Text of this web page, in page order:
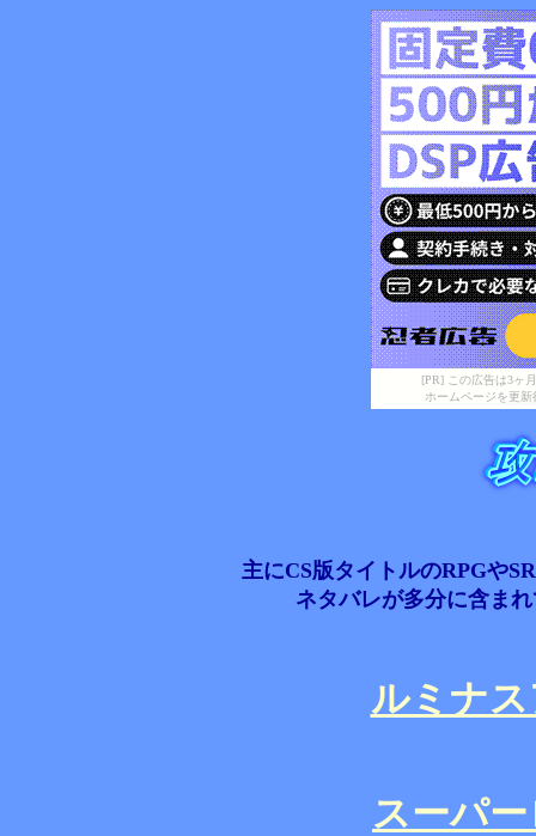
[PR] この広告は3ヶ
ホームページを更
主にCS版タイトルのRPGや
ネタバレが多分に含ま
ルミナ
スーパ